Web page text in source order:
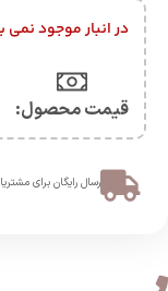
در انبار موجود نمی
قیمت محصول:​
ارسال رایگان برای